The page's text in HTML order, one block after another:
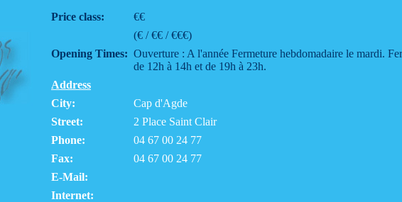
Price class:
€€
(€ / €€ / €€€)
Opening Times: Ouverture : A l'année Fermeture hebdomadaire le mardi.
de 12h à 14h et de 19h à 23h.
Address
City:
Cap d'Agde
Street:
2 Place Saint Clair
Phone:
04 67 00 24 77
Fax:
04 67 00 24 77
E-Mail:
Internet: